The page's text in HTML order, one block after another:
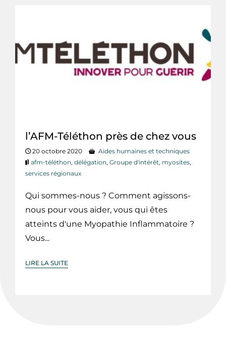
l’AFM-Téléthon près de chez vous
20 octobre 2020
Aides humaines et techniques
afm-téléthon, délégation, Groupe d'intérêt, myosites,
services régionaux
Qui sommes-nous ? Comment agissons-
nous pour vous aider, vous qui êtes
atteints d'une Myopathie Inflammatoire ?
Vous...
LIRE LA SUITE